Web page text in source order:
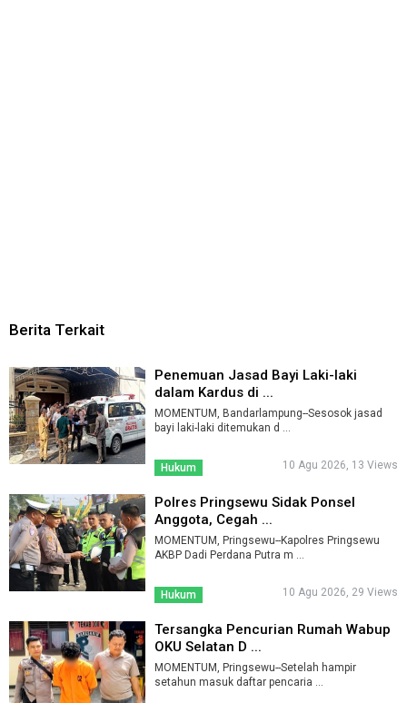
Berita Terkait
Penemuan Jasad Bayi Laki-laki
dalam Kardus di ...
MOMENTUM, Bandarlampung--Sesosok jasad
bayi laki-laki ditemukan d ...
Hukum 10 Agu 2026, 13 Views
Polres Pringsewu Sidak Ponsel
Anggota, Cegah ...
MOMENTUM, Pringsewu--Kapolres Pringsewu
AKBP Dadi Perdana Putra m ...
Hukum 10 Agu 2026, 29 Views
Tersangka Pencurian Rumah Wabup
OKU Selatan D ...
MOMENTUM, Pringsewu--Setelah hampir
setahun masuk daftar pencaria ...